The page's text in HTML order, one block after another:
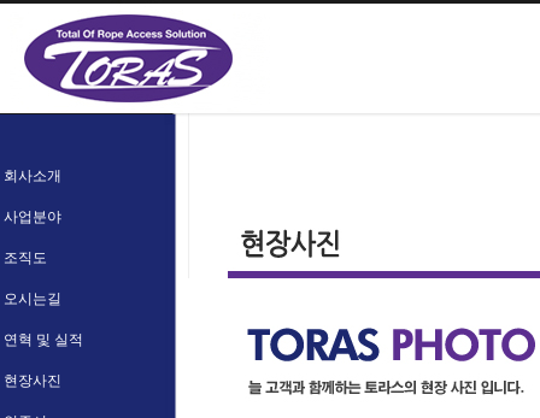
회사소개
사업분야
조직도
오시는길
연혁 및 실적
현장사진